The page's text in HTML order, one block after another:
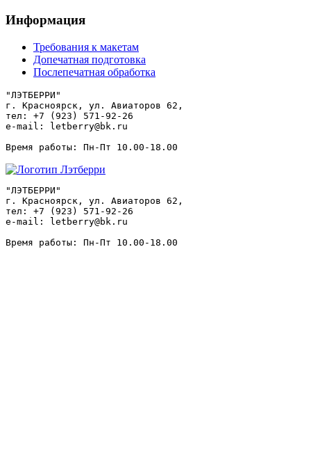
Информация
Требования к макетам
Допечатная подготовка
Послепечатная обработка
"ЛЭТБЕРРИ"
г. Красноярск, ул. Авиаторов 62,
тел: +7 (923) 571-92-26
e-mail: letberry@bk.ru
"ЛЭТБЕРРИ"
г. Красноярск, ул. Авиаторов 62,
тел: +7 (923) 571-92-26
e-mail: letberry@bk.ru